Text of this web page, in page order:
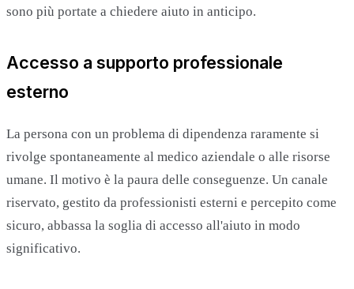
sono più portate a chiedere aiuto in anticipo.
Accesso a supporto professionale
esterno
La persona con un problema di dipendenza raramente si
rivolge spontaneamente al medico aziendale o alle risorse
umane. Il motivo è la paura delle conseguenze. Un canale
riservato, gestito da professionisti esterni e percepito come
sicuro, abbassa la soglia di accesso all'aiuto in modo
significativo.